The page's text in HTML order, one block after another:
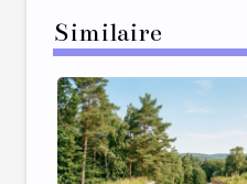
Similaire